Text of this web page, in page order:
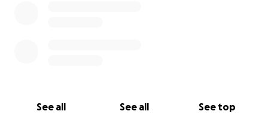
See all See all See top